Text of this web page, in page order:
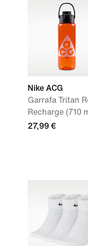
Nike ACG
Garrafa Tritan
Recharge (710
27,99 €